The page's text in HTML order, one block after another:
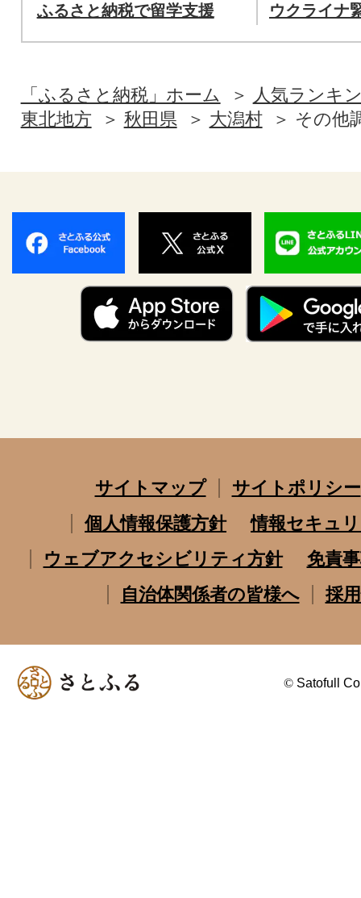
ふるさと納税で留学支援 ウクライナ
「ふるさと納税」ホーム
人気ランキ
東北地方
秋田県 大潟村 その他
サイトマップ
サイトポリシー
個人情報保護方針
情報セキュ
ウェブアクセシビリティ方針
免責
自治体関係者の皆様へ
採
© Satofull